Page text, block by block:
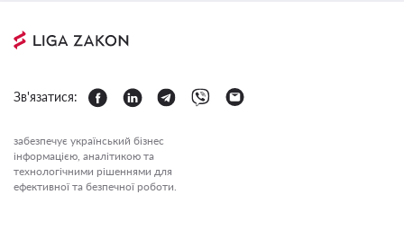
Зв'язатися:
забезпечує український бізнес
інформацією, аналітикою та
технологічними рішеннями для
ефективної та безпечної роботи.